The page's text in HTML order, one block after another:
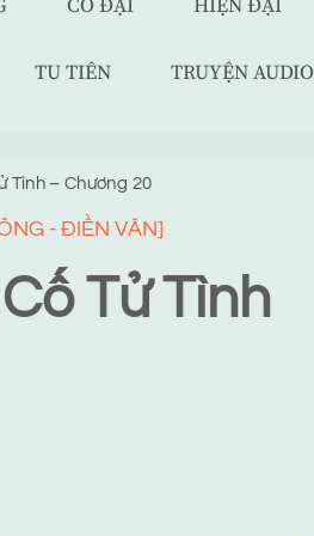
CỔ ĐẠI HIỆN ĐẠI
TU TIÊN TRUYỆN AUDIO
Tình – Chương 20
- ĐIỀN VĂN]
Tử Tình